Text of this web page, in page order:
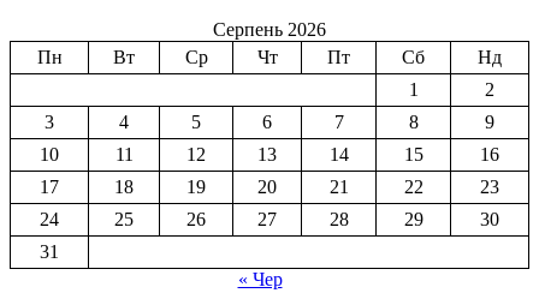
Серпень 2026
Пн
Вт Ср Чт Пт Сб
Нд
1
2
3
4 5 6 7 8
9
10
11 12 13 14 15
16
17
18 19 20 21 22
23
24
25 26 27 28 29
30
31
« Чер